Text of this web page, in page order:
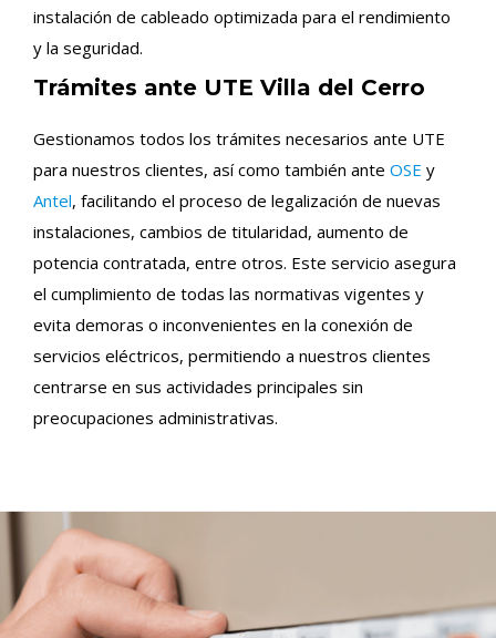
instalación de cableado optimizada para el rendimiento
y la seguridad.
Trámites ante UTE Villa del Cerro
Gestionamos todos los trámites necesarios ante UTE
para nuestros clientes, así como también ante OSE y
Antel, facilitando el proceso de legalización de nuevas
instalaciones, cambios de titularidad, aumento de
potencia contratada, entre otros. Este servicio asegura
el cumplimiento de todas las normativas vigentes y
evita demoras o inconvenientes en la conexión de
servicios eléctricos, permitiendo a nuestros clientes
centrarse en sus actividades principales sin
preocupaciones administrativas.